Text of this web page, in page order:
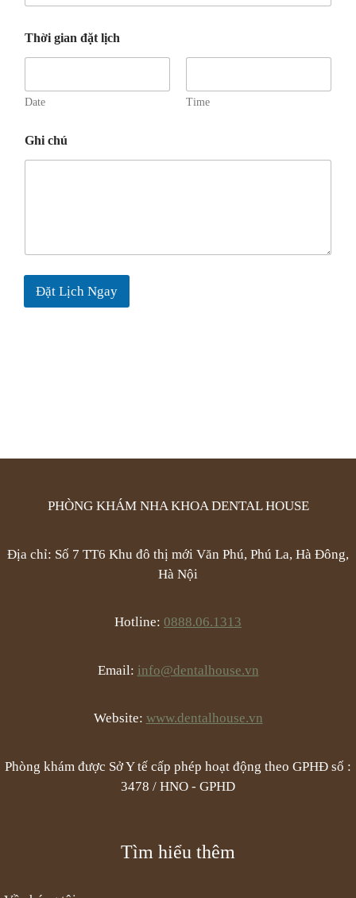
Thời gian đặt lịch
Date Time
Ghi chú
Đặt Lịch Ngay
PHÒNG KHÁM NHA KHOA DENTAL HOUSE
Địa chỉ: Số 7 TT6 Khu đô thị mới Văn Phú, Phú La, Hà Đông,
Hà Nội
Hotline: 0888.06.1313
Email: info@dentalhouse.vn
Website: www.dentalhouse.vn
Phòng khám được Sở Y tế cấp phép hoạt động theo GPHĐ số :
3478 / HNO - GPHD
Tìm hiểu thêm